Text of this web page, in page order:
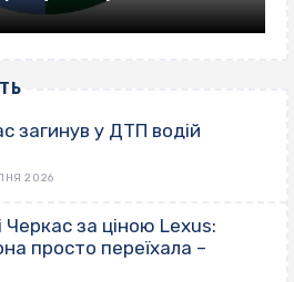
загинув у ДТП водій
2026
Черкас за ціною Lexus:
просто переїхала –